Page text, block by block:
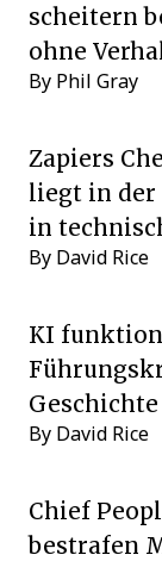
scheitern
ohne
By Phil Gray
Zapiers
liegt in
in
By David Rice
KI
By David Rice
Chief
bestrafen